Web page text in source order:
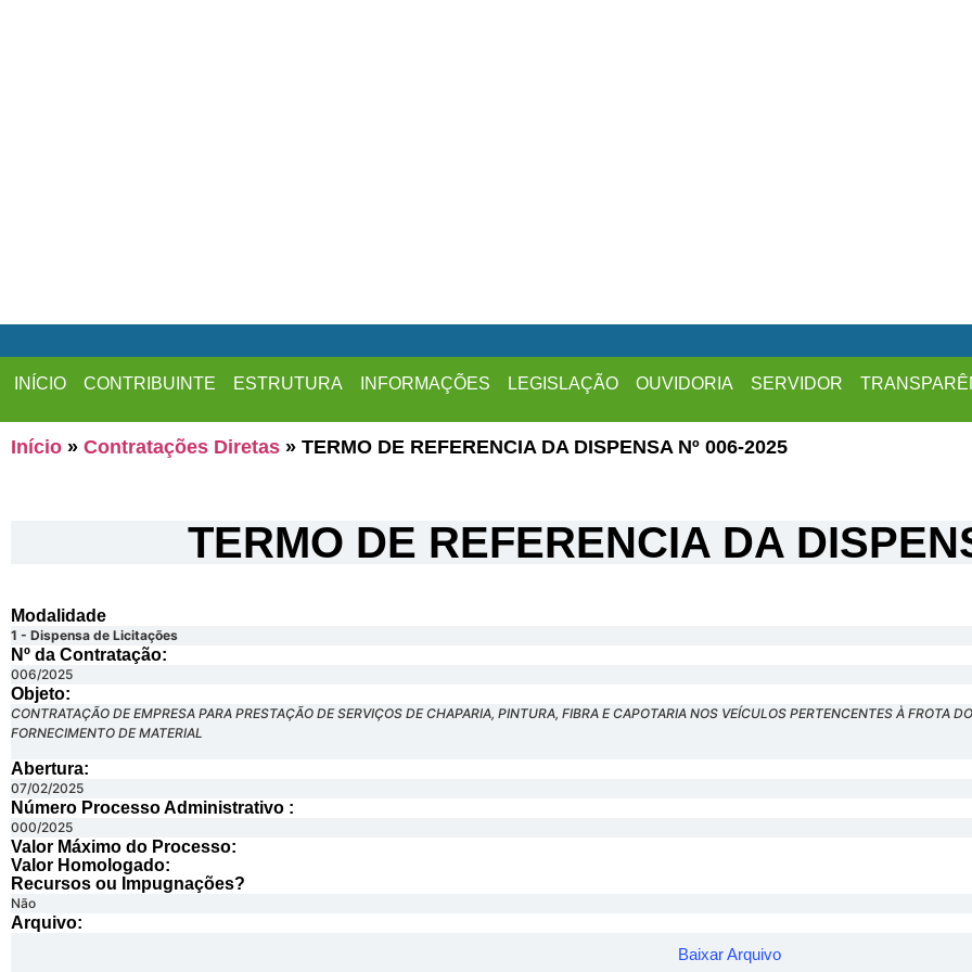
INÍCIO CONTRIBUINTE ESTRUTURA INFORMAÇÕES LEGISLAÇÃO OUVIDORIA SERVIDOR
Início » Contratações Diretas » TERMO DE REFERENCIA DA DISPENSA Nº 006-2025
TERMO DE REFERENCIA DA
Modalidade
1 - Dispensa de Licitações
Nº da Contratação:
006/2025
Objeto:
CONTRATAÇÃO DE EMPRESA PARA PRESTAÇÃO DE SERVIÇOS DE CHAPARIA, PINTURA, FIBRA E CAPOTARIA NOS VEÍCULOS PERTENCENTES À FROTA
FORNECIMENTO DE MATERIAL
Abertura:
07/02/2025
Número Processo Administrativo :
000/2025
Valor Máximo do Processo: ​
Valor Homologado: ​
Recursos ou Impugnações? ​
Não
Arquivo:
Baixar Arquivo